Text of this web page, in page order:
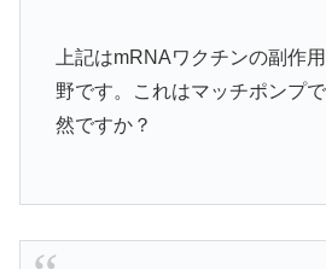
上記はmRNAワクチンの副作
野です。これはマッチポンプ
然ですか？